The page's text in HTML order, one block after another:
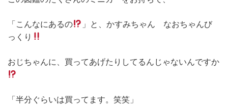
「こんなにあるの
」と、かすみちゃん なおちゃんび
っくり
おじちゃんに、買ってあげたりしてるんじゃないんですか
「半分ぐらいは買ってます。笑笑」